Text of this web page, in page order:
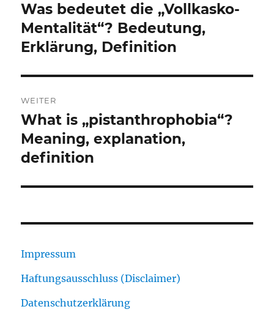
Vorheriger
Beitrag:
Was bedeutet die „Vollkasko-
Mentalität“? Bedeutung,
Erklärung, Definition
WEITER
Nächster
Beitrag:
What is „pistanthrophobia“?
Meaning, explanation,
definition
Impressum
Haftungsausschluss (Disclaimer)
Datenschutzerklärung